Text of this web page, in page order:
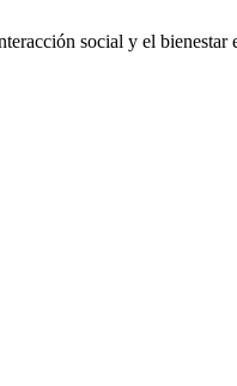
social y el bienestar